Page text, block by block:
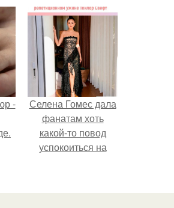
-
Селена Гомес дала
фанатам хоть
какой-то повод
успокоиться на
свадьбе Тейлор